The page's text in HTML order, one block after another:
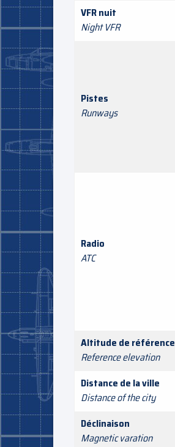
VFR nuit
Night VFR
Pistes
Runways
Radio
ATC
Altitude de référence
Reference elevation
Distance de la ville
Distance of the city
Déclinaison
Magnetic varation